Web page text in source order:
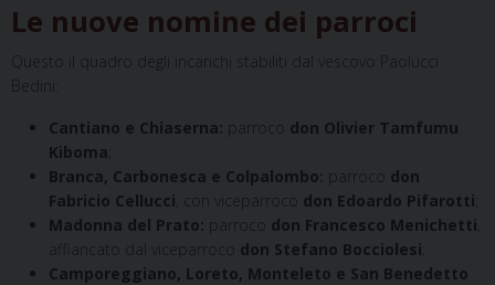
Le nuove nomine dei parroci
Questo il quadro degli incarichi stabiliti dal vescovo Paolucci
Bedini:
Cantiano e Chiaserna: parroco don Olivier Tamfumu
Kiboma
Branca, Carbonesca e Colpalombo: parroco don
Fabricio Cellucci , con viceparroco don Edoardo Pifarotti
Madonna del Prato: parroco don Francesco Menichetti
affiancato dal viceparroco don Stefano Bocciolesi
Camporeggiano, Loreto, Monteleto e San Benedetto